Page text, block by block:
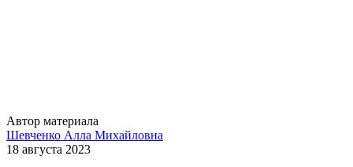
Автор материала
Шевченко Алла Михайловна
18 августа 2023